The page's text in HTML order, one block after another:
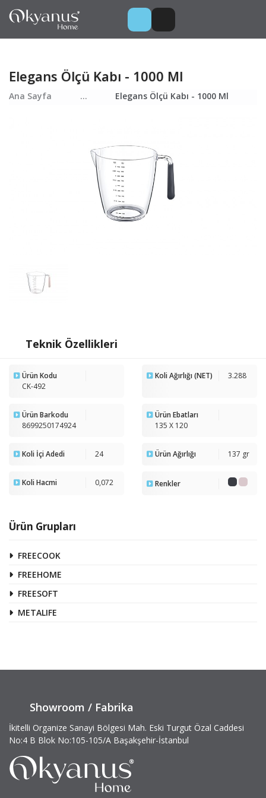
Ürün Grupları
FREECOOK
FREEHOME
FREESOFT
METALIFE
Elegans Ölçü Kabı - 1000 Ml
Ana Sayfa ... Elegans Ölçü Kabı - 1000 Ml
Teknik Özellikleri
Ürün Kodu
CK-492
Koli Ağırlığı (NET) 3.288
Ürün Barkodu
8699250174924
Ürün Ebatları
135 X 120
Koli İçi Adedi 24 Ürün Ağırlığı 137 gr
Koli Hacmi 0,072 Renkler
Showroom / Fabrika
İkitelli Organize Sanayi Bölgesi Mah. Eski Turgut Özal Caddesi
No:4 B Blok No:105-105/A Başakşehir-İstanbul